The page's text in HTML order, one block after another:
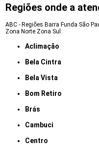
Regiões onde a
ABC - Regiões Barra Funda São
Zona Norte Zona Sul
Aclimação
Bela Cintra
Bela Vista
Bom Retiro
Brás
Cambuci
Centro